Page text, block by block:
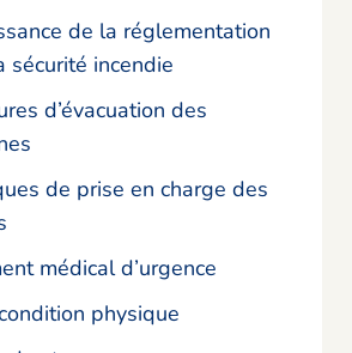
de la réglementation
sécurité incendie
d’évacuation des
de prise en charge des
médical d’urgence
physique